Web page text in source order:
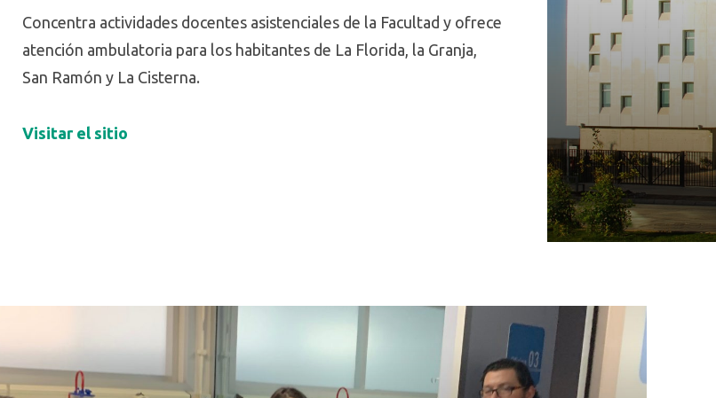
Concentra actividades docentes asistenciales de la Facultad y ofrece
atención ambulatoria para los habitantes de La Florida, la Granja,
San Ramón y La Cisterna.
Visitar el sitio